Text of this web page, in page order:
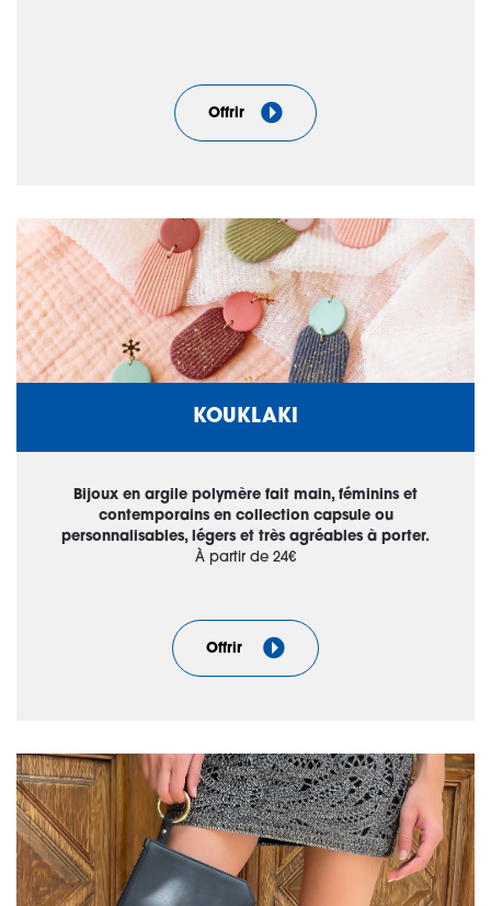
Offrir
KOUKLAKI
Bijoux en argile polymère fait main, féminins et
contemporains en collection capsule ou
personnalisables, légers et très agréables à porter.
À partir de 24€
Offrir